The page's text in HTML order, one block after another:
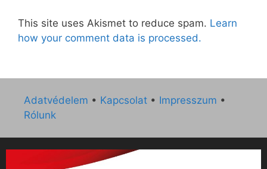
This site uses Akismet to reduce spam. Learn
how your comment data is processed.
Adatvédelem • Kapcsolat • Impresszum •
Rólunk